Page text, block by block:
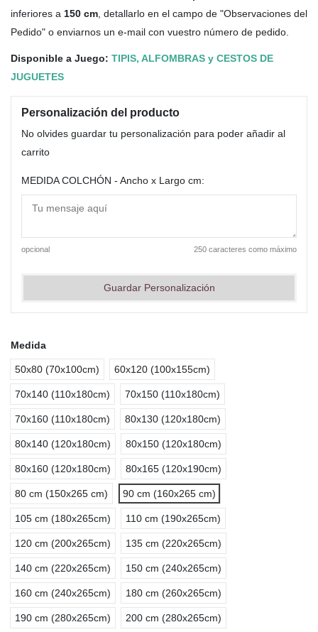
inferiores a 150 cm , detallarlo en el campo de "Observaciones del
Pedido" o enviarnos un e-mail con vuestro número de pedido.
Disponible a Juego: TIPIS, ALFOMBRAS y CESTOS DE
JUGUETES
Personalización del producto
No olvides guardar tu personalización para poder añadir al
carrito
MEDIDA COLCHÓN - Ancho x Largo cm:
opcional 250 caracteres como máximo
Guardar Personalización
Medida
50x80 (70x100cm) 60x120 (100x155cm)
70x140 (110x180cm) 70x150 (110x180cm)
70x160 (110x180cm) 80x130 (120x180cm)
80x140 (120x180cm) 80x150 (120x180cm)
80x160 (120x180cm) 80x165 (120x190cm)
80 cm (150x265 cm) 90 cm (160x265 cm)
105 cm (180x265cm) 110 cm (190x265cm)
120 cm (200x265cm) 135 cm (220x265cm)
140 cm (220x265cm) 150 cm (240x265cm)
160 cm (240x265cm) 180 cm (260x265cm)
190 cm (280x265cm) 200 cm (280x265cm)